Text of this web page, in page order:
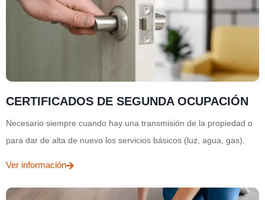
CERTIFICADOS DE SEGUNDA OCUPACIÓN
Necesario siempre cuando hay una transmisión de la propiedad o
para dar de alta de nuevo los servicios básicos (luz, agua, gas).
Ver información